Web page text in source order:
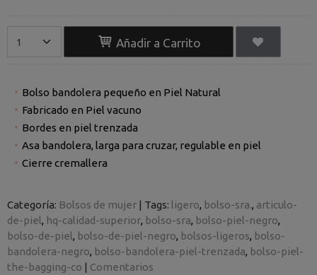
Añadir a Carrito
Bolso bandolera pequeño en Piel Natural
Fabricado en Piel vacuno
Bordes en piel trenzada
Asa bandolera, larga para cruzar, regulable en piel
Cierre cremallera
Categoría: Bolsos de mujer | Tags: ligero bolso-sra. articulo-
de-piel
hq-calidad-superior bolso-sra bolso-piel-negro
bolso-de-piel
bolso-de-piel-negro bolsos-ligeros bolso-
bandolera-negro bolso-bandolera-piel-trenzada bolso-piel-
the-bagging-co | Comentarios